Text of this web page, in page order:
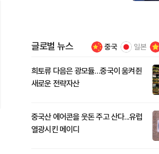
글로벌 뉴스 중국 일본
희토류 다음은 광모듈…중국이 움켜쥔
새로운 전략자산
중국산 에어콘을 웃돈 주고 산다...유럽
열광시킨 메이디